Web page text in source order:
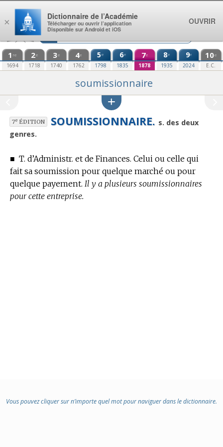
Aller au contenu
1 re
1694
2e
1718
3e
1740
4e
1762
5e
1798
6e
1835
7e
1878
8e
1935
9e
2024
10e
E.C.
soumissionnaire
7eÉDITION SOUMISSIONNAIRE. s. des deux
genres.
■ T. d’Administr. et de Finances. Celui ou celle qui
fait sa soumission pour quelque marché ou pour
quelque payement. Il y a plusieurs soumissionnaires
pour cette entreprise.
Vous pouvez cliquer sur n’importe quel mot pour naviguer dans le dictionnaire.
×
Dictionnaire de l’Académie
Télécharger ou ouvrir l’application
Disponible sur Android et iOS
OUVRIR